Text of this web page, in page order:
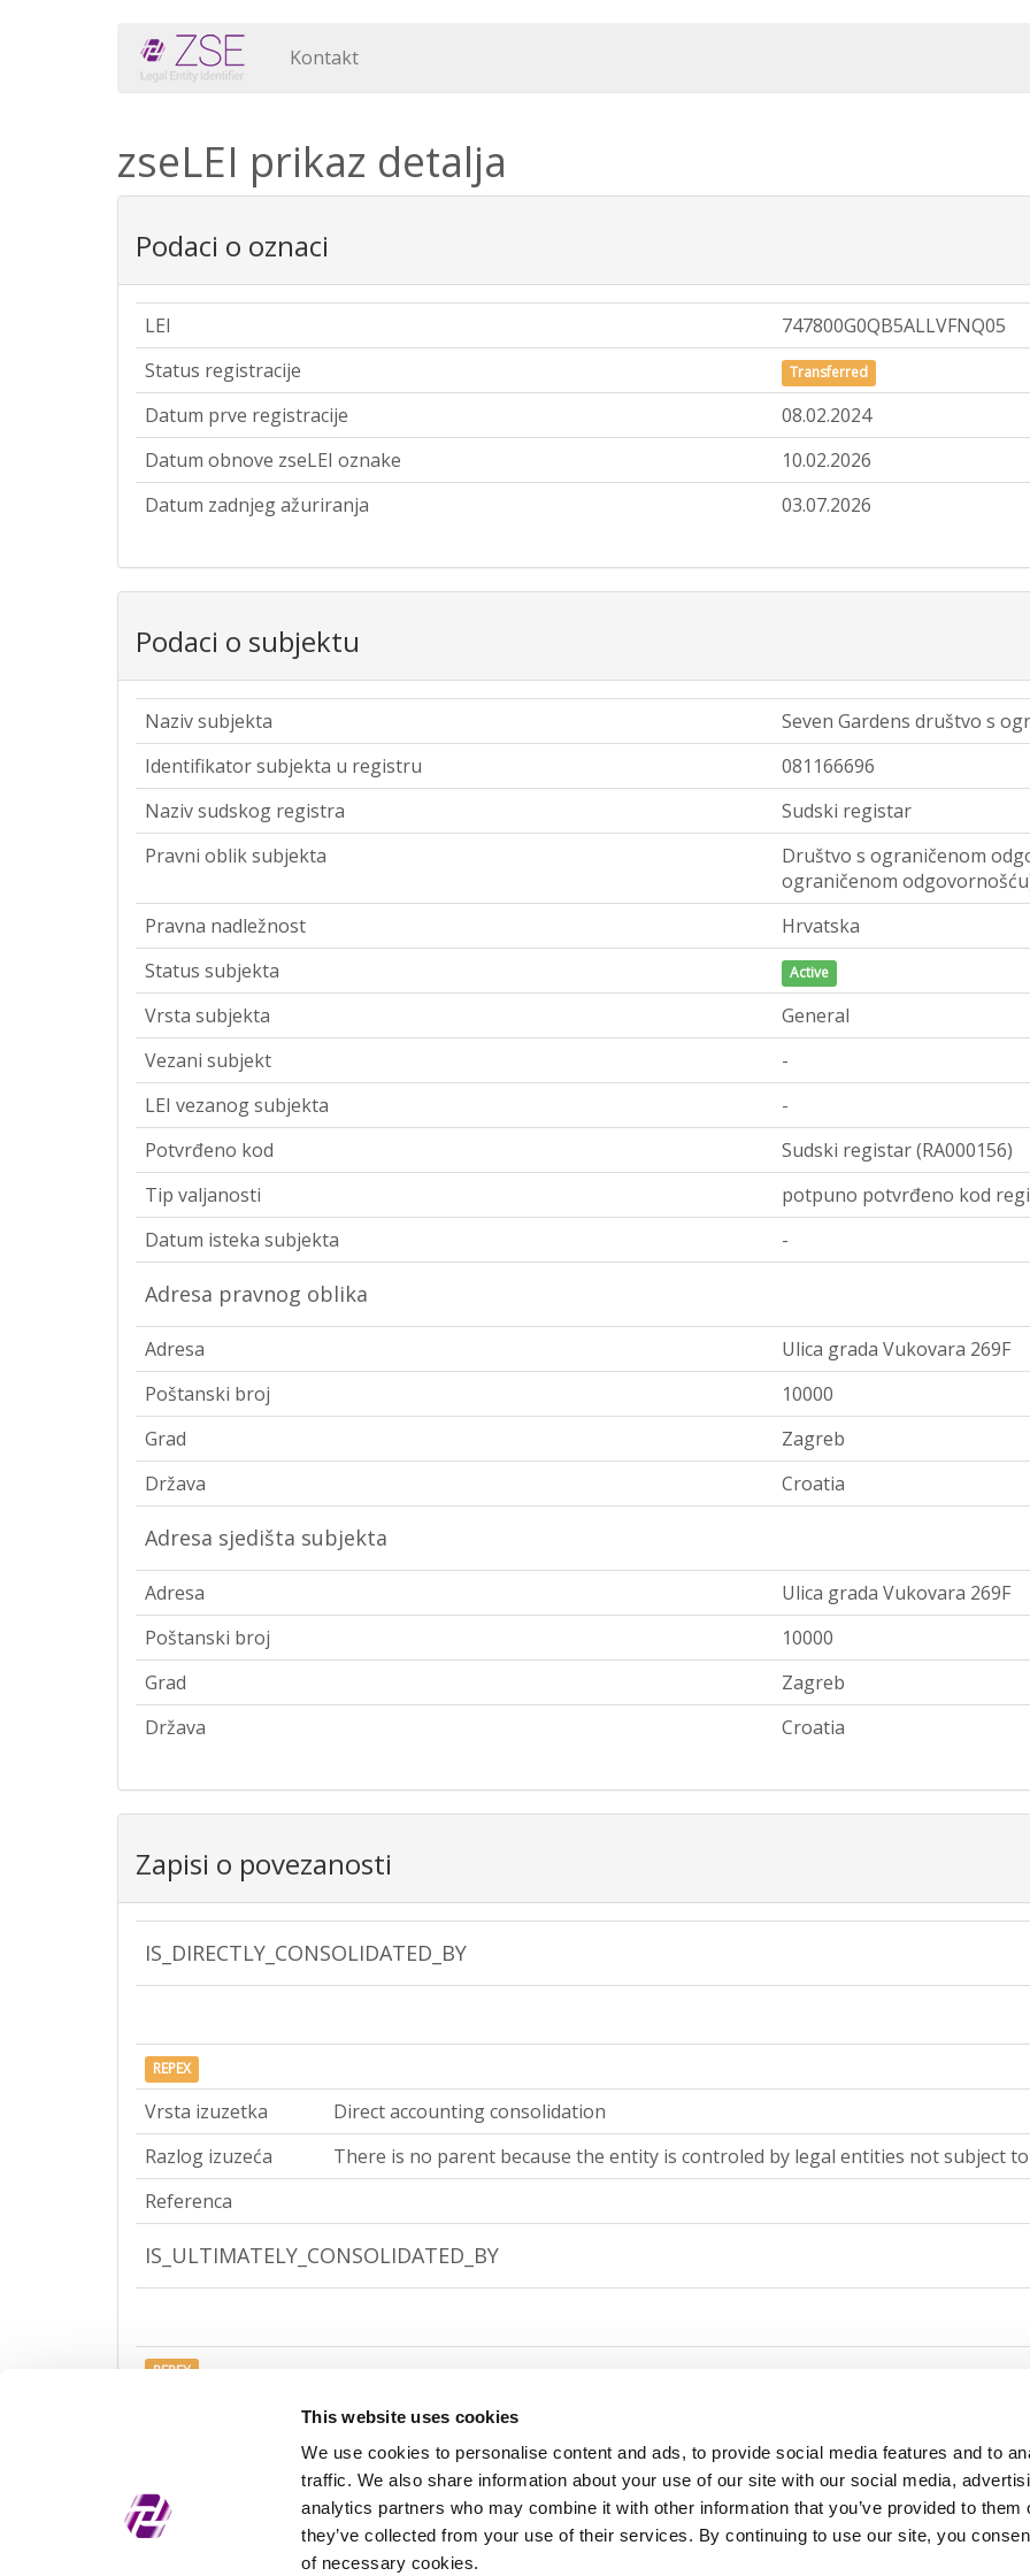
This website uses cookies
We use cookies to personalise content and ads, to provide social media features and to
traffic. We also share information about your use of our site with our social media,
analytics partners who may combine it with other information that you’ve provided to them
they’ve collected from your use of their services. By continuing to use our site, you
of necessary cookies.
Kontakt
zseLEI prikaz detalja
Podaci o oznaci
LEI
747800G0QB5ALLVFNQ05
Status registracije
Transferred
Datum prve registracije
08.02.2024
Datum obnove zseLEI oznake
10.02.2026
Datum zadnjeg ažuriranja
03.07.2026
Podaci o subjektu
Naziv subjekta
Seven Gardens društvo s
Identifikator subjekta u registru
081166696
Naziv sudskog registra
Sudski registar
Pravni oblik subjekta
Društvo s ograničenom
ograničenom
Pravna nadležnost
Hrvatska
Status subjekta
Active
Vrsta subjekta
General
Vezani subjekt
-
LEI vezanog subjekta
-
Potvrđeno kod
Sudski registar (RA000156)
Tip valjanosti
potpuno potvrđeno kod
Datum isteka subjekta
-
Adresa pravnog oblika
Adresa
Ulica grada Vukovara 269F
Poštanski broj
10000
Grad
Zagreb
Država
Croatia
Adresa sjedišta subjekta
Adresa
Ulica grada Vukovara 269F
Poštanski broj
10000
Grad
Zagreb
Država
Croatia
Zapisi o povezanosti
IS_DIRECTLY_CONSOLIDATED_BY
REPEX
Vrsta izuzetka
Direct accounting consolidation
Razlog izuzeća
There is no parent because the entity is controled by legal entities not subject
Referenca
IS_ULTIMATELY_CONSOLIDATED_BY
REPEX
Ultimate accounting consolidation
There is no parent because the entity is controled by legal entities not subject
Referenca